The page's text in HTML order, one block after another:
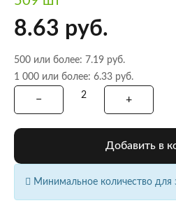
8.63 руб.
500 или более: 7.19 руб.
1 000 или более: 6.33 руб.
Добавить в
Минимальное количество для